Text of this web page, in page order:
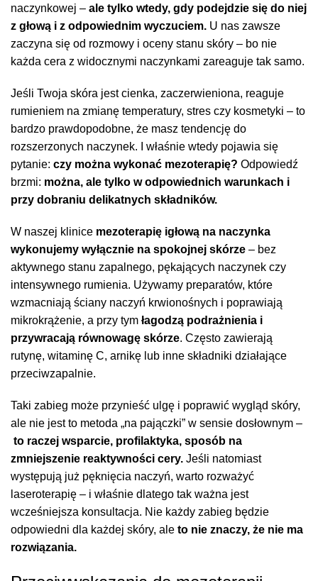
naczynkowej – ale tylko wtedy, gdy podejdzie się do niej
z głową i z odpowiednim wyczuciem. U nas zawsze
zaczyna się od rozmowy i oceny stanu skóry – bo nie
każda cera z widocznymi naczynkami zareaguje tak samo.
Jeśli Twoja skóra jest cienka, zaczerwieniona, reaguje
rumieniem na zmianę temperatury, stres czy kosmetyki – to
bardzo prawdopodobne, że masz tendencję do
rozszerzonych naczynek. I właśnie wtedy pojawia się
pytanie: czy można wykonać mezoterapię? Odpowiedź
brzmi: można, ale tylko w odpowiednich warunkach i
przy dobraniu delikatnych składników.
W naszej klinice mezoterapię igłową na naczynka
wykonujemy wyłącznie na spokojnej skórze – bez
aktywnego stanu zapalnego, pękających naczynek czy
intensywnego rumienia. Używamy preparatów, które
wzmacniają ściany naczyń krwionośnych i poprawiają
mikrokrążenie, a przy tym łagodzą podrażnienia i
przywracają równowagę skórze. Często zawierają
rutynę, witaminę C, arnikę lub inne składniki działające
przeciwzapalnie.
Taki zabieg może przynieść ulgę i poprawić wygląd skóry,
ale nie jest to metoda „na pajączki” w sensie dosłownym –
to raczej wsparcie, profilaktyka, sposób na
zmniejszenie reaktywności cery. Jeśli natomiast
występują już pęknięcia naczyń, warto rozważyć
laseroterapię – i właśnie dlatego tak ważna jest
wcześniejsza konsultacja. Nie każdy zabieg będzie
odpowiedni dla każdej skóry, ale to nie znaczy, że nie ma
rozwiązania.